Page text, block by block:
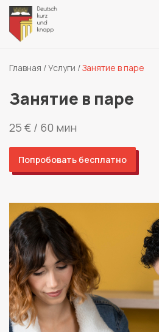
Главная /Услуги /Занятие в паре
Занятие в паре
25 € / 60 мин
Попробовать бесплатно